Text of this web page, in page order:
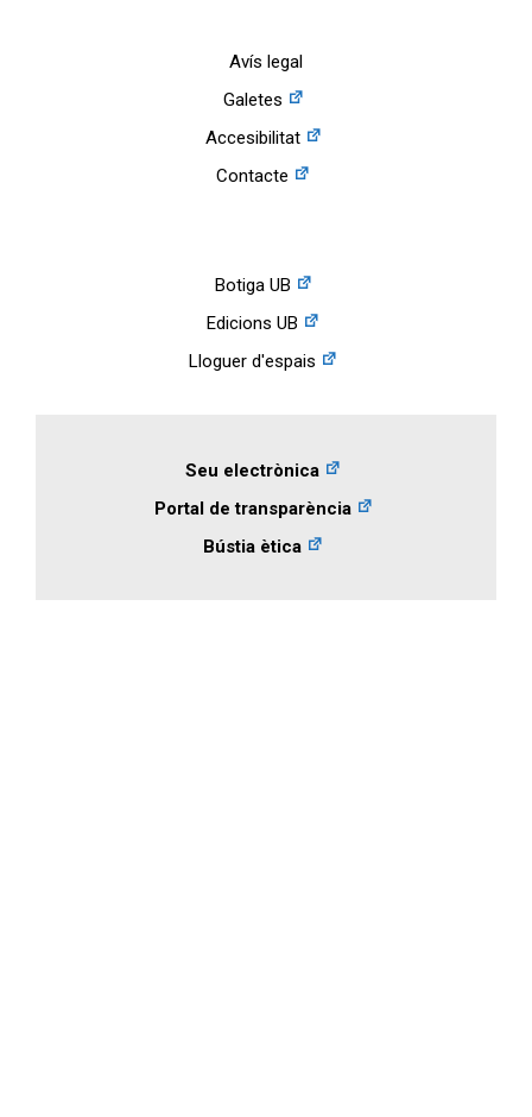
Avís legal
Galetes
Accesibilitat
Contacte
Botiga UB
Edicions UB
Lloguer d'espais
Seu electrònica
Portal de transparència
Bústia ètica